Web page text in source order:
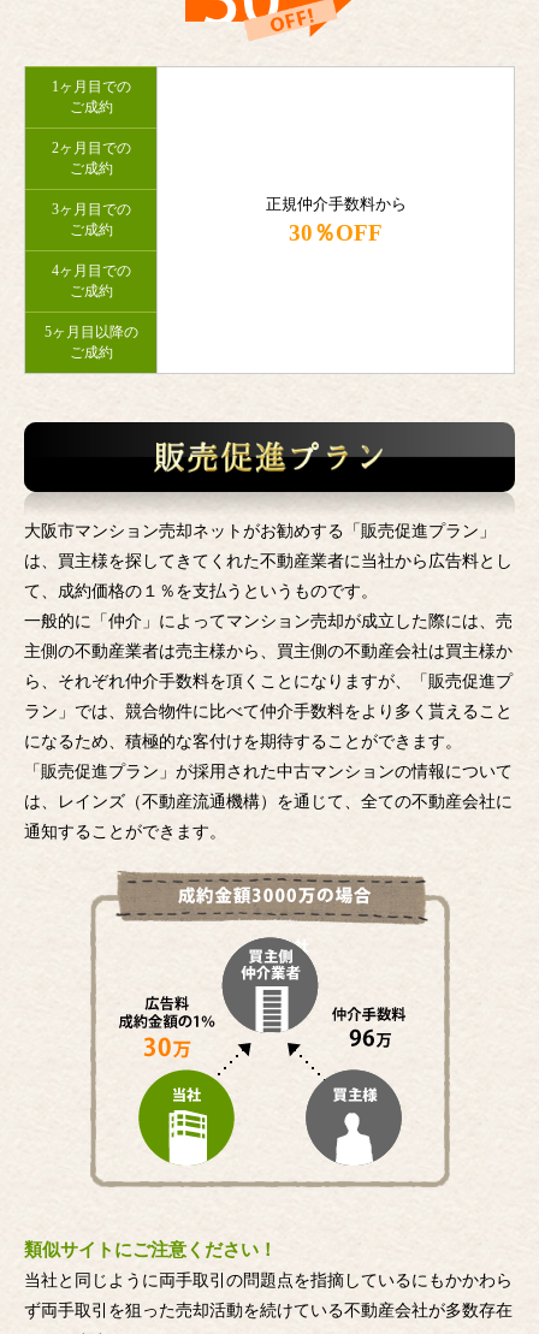
1ヶ月目での
ご成約
正規仲介手数料から
30％OFF
2ヶ月目での
ご成約
3ヶ月目での
ご成約
4ヶ月目での
ご成約
5ヶ月目以降の
ご成約
大阪市マンション売却ネットがお勧めする「販売促進プラン」
は、買主様を探してきてくれた不動産業者に当社から広告料とし
て、成約価格の１％を支払うというものです。
一般的に「仲介」によってマンション売却が成立した際には、売
主側の不動産業者は売主様から、買主側の不動産会社は買主様か
ら、それぞれ仲介手数料を頂くことになりますが、「販売促進プ
ラン」では、競合物件に比べて仲介手数料をより多く貰えること
になるため、積極的な客付けを期待することができます。
「販売促進プラン」が採用された中古マンションの情報について
は、レインズ（不動産流通機構）を通じて、全ての不動産会社に
通知することができます。
類似サイトにご注意ください！
当社と同じように両手取引の問題点を指摘しているにもかかわら
ず両手取引を狙った売却活動を続けている不動産会社が多数存在